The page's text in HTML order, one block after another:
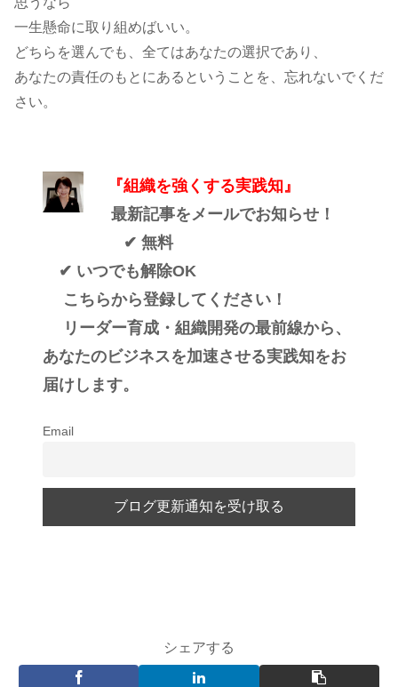
一生懸命に取り組めばいい。
どちらを選んでも、全てはあなたの選択であり、
あなたの責任のもとにあるということを、忘れないでくだ
さい。
『組織を強くする実践知』
最新記事をメールでお知らせ！
✔ 無料
✔ いつでも解除OK
こちらから登録してください！
リーダー育成・組織開発の最前線から、
あなたのビジネスを加速させる実践知をお
届けします。
Email
シェアする